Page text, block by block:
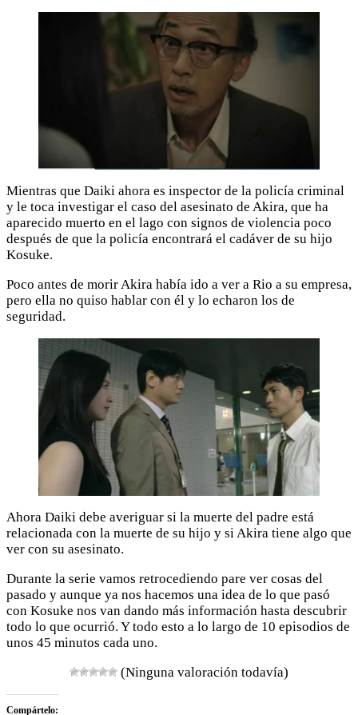
Mientras que Daiki ahora es inspector de la policía criminal
y le toca investigar el caso del asesinato de Akira, que ha
aparecido muerto en el lago con signos de violencia poco
después de que la policía encontrará el cadáver de su hijo
Kosuke.
Poco antes de morir Akira había ido a ver a Rio a su empresa,
pero ella no quiso hablar con él y lo echaron los de
seguridad.
Ahora Daiki debe averiguar si la muerte del padre está
relacionada con la muerte de su hijo y si Akira tiene algo que
ver con su asesinato.
Durante la serie vamos retrocediendo pare ver cosas del
pasado y aunque ya nos hacemos una idea de lo que pasó
con Kosuke nos van dando más información hasta descubrir
todo lo que ocurrió. Y todo esto a lo largo de 10 episodios de
unos 45 minutos cada uno.
(Ninguna valoración todavía)
Compártelo: